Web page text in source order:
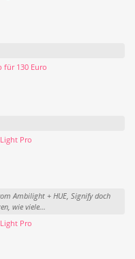
130 Euro
Pro
Ambilight + HUE, Signify doch
wie viele...
Pro